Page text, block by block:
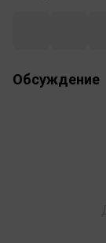
Обсуждение